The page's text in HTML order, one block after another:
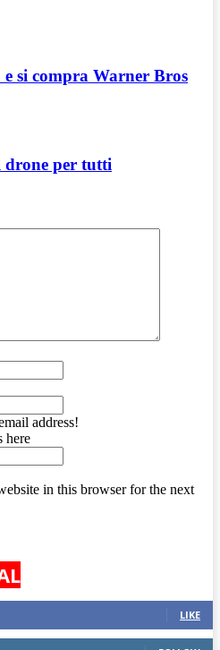
si compra Warner Bros
drone per tutti
address!
here
in this browser for the next
LIKE